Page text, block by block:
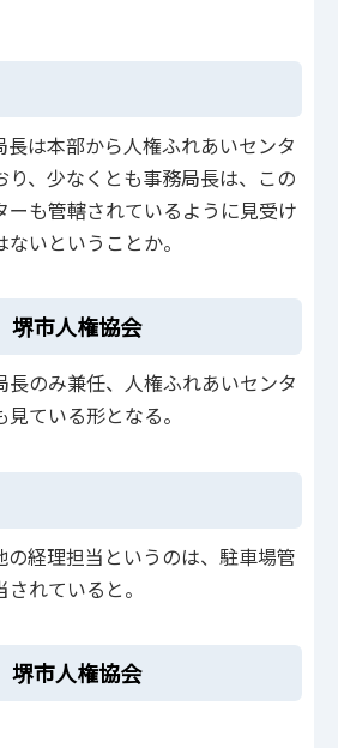
長は本部から人権ふれあいセンタ
り、少なくとも事務局長は、この
ーも管轄されているように見受け
いということか。
市人権協会
長のみ兼任、人権ふれあいセンタ
ている形となる。
の経理担当というのは、駐車場管
れていると。
市人権協会